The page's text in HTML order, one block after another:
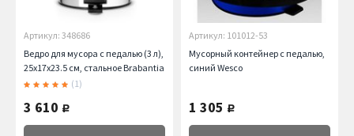
Артикул: 348686
Ведро для мусора с педалью (3 л),
25х17х23.5 см, стальное Brabantia
(1)
3 610 руб.
Артикул: 101012-53
Мусорный контейнер с педалью,
синий Wesco
1 305 руб.